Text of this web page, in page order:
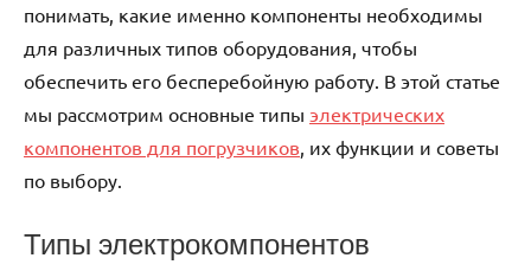
понимать, какие именно компоненты необходимы
для различных типов оборудования, чтобы
обеспечить его бесперебойную работу. В этой статье
мы рассмотрим основные типы электрических
компонентов для погрузчиков , их функции и советы
по выбору.
Типы электрокомпонентов